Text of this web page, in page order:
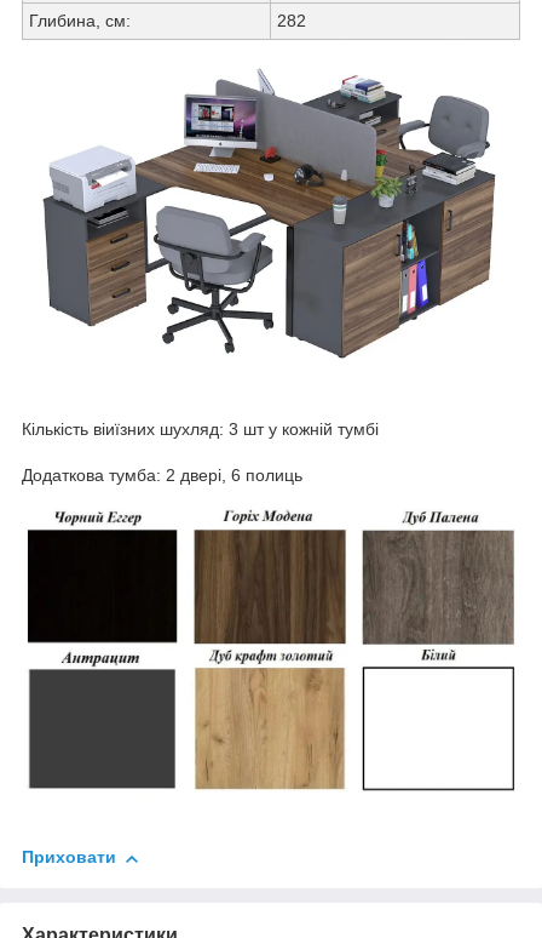
Глибина, см:
282
Кількість віиїзних шухляд: 3 шт у кожній тумбі
Додаткова тумба: 2 двері, 6 полиць
Приховати